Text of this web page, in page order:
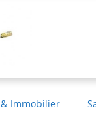
Immobilier